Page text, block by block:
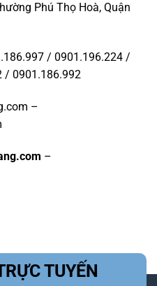
Phú Thọ Hoà, Quận
/ 0901.196.224 /
/ 0901.186.992
–
–
TUYẾN